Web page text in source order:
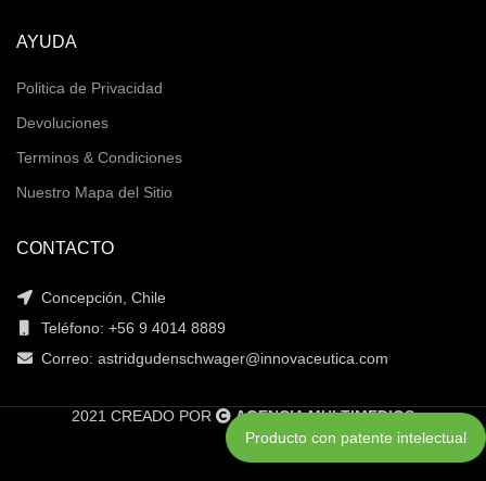
AYUDA
Politica de Privacidad
Devoluciones
Terminos & Condiciones
Nuestro Mapa del Sitio
CONTACTO
Concepción, Chile
Teléfono: +56 9 4014 8889
Correo: astridgudenschwager@innovaceutica.com
2021 CREADO POR
AGENCIA MULTIMEDIOS
Producto con patente intelectual